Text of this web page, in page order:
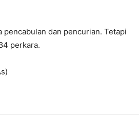
pencabulan dan pencurian. Tetapi
perkara.